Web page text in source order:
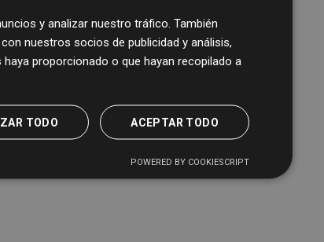
y analizar nuestro tráfico. También
nuestros socios de publicidad y análisis,
proporcionado o que hayan recopilado a
ACEPTAR TODO
TODO
POWERED BY COOKIESCRIPT